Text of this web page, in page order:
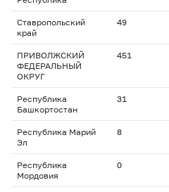
Ставропольский
край
49
ПРИВОЛЖСКИЙ
ФЕДЕРАЛЬНЫЙ
ОКРУГ
451
Республика
Башкортостан
31
Республика Марий
Эл
8
Республика
Мордовия
0